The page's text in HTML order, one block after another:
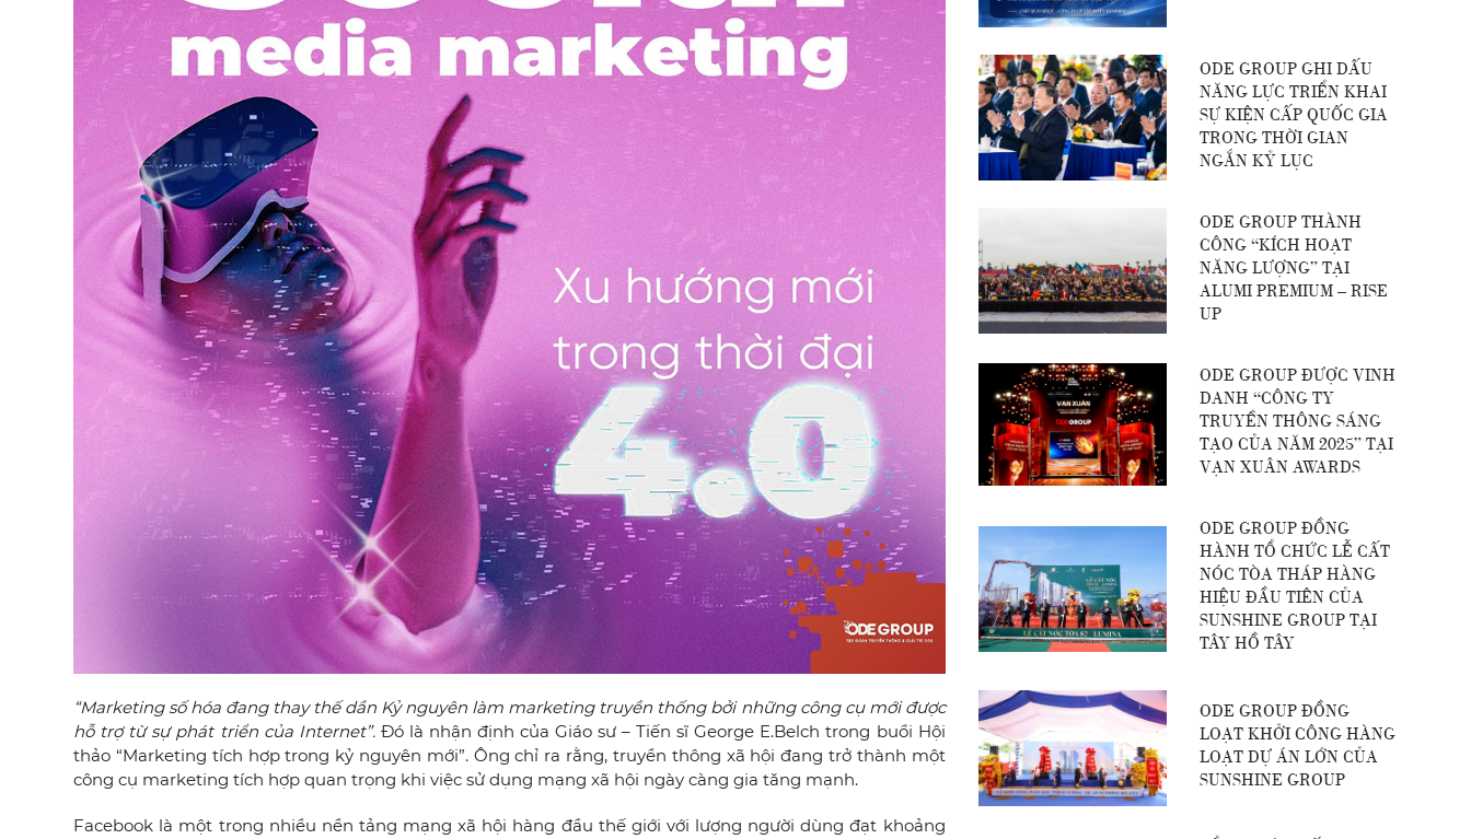
“Marketing số hóa đang thay thế dần Kỷ nguyên làm marketing truyền thống bởi những công cụ mới được
hỗ trợ từ sự phát triển của Internet”.Đó là nhận định của Giáo sư – Tiến sĩ George E.Belch trong buổi Hội
thảo “Marketing tích hợp trong kỷ nguyên mới”. Ông chỉ ra rằng, truyền thông xã hội đang trở thành một
công cụ marketing tích hợp quan trọng khi việc sử dụng mạng xã hội ngày càng gia tăng mạnh.
Facebook là một trong nhiều nền tảng mạng xã hội hàng đầu thế giới với lượng người dùng đạt khoảng
ODE GROUP GHI DẤU
NĂNG LỰC TRIỂN KHAI
SỰ KIỆN CẤP QUỐC GIA
TRONG THỜI GIAN
NGẮN KỶ LỤC
ODE GROUP THÀNH
CÔNG “KÍCH HOẠT
NĂNG LƯỢNG” TẠI
ALUMI PREMIUM – RISE
UP
ODE GROUP ĐƯỢC VINH
DANH “CÔNG TY
TRUYỀN THÔNG SÁNG
TẠO CỦA NĂM 2025” TẠI
VẠN XUÂN AWARDS
ODE GROUP ĐỒNG
HÀNH TỔ CHỨC LỄ CẤT
NÓC TÒA THÁP HÀNG
HIỆU ĐẦU TIÊN CỦA
SUNSHINE GROUP TẠI
TÂY HỒ TÂY
ODE GROUP ĐỒNG
LOẠT KHỞI CÔNG HÀNG
LOẠT DỰ ÁN LỚN CỦA
SUNSHINE GROUP